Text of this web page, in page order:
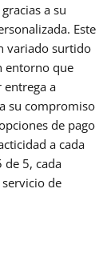
a su
Este
variado surtido
entorno que
a
su compromiso
de pago
a cada
de 5, cada
de